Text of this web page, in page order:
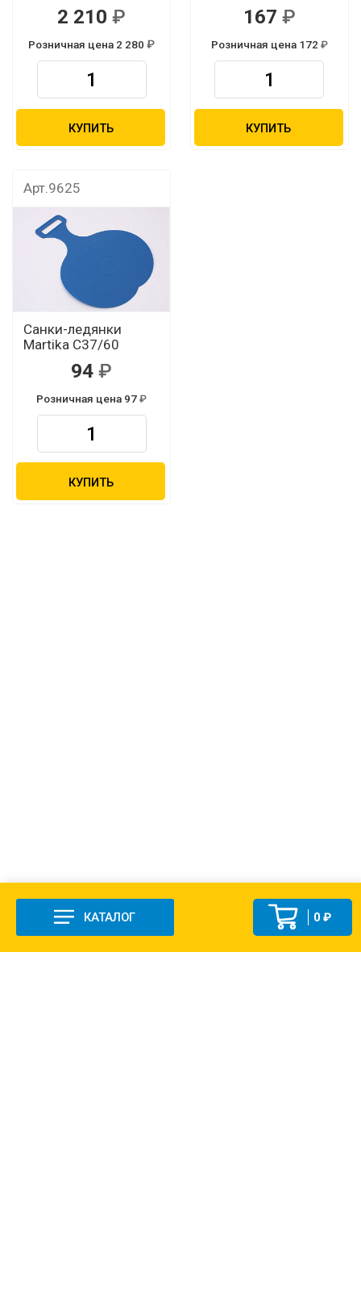
КАТАЛОГ 0 ₽
2 210
Розничная цена 2 280
КУПИТЬ
167
Розничная цена 172
КУПИТЬ
Арт.9625
Санки-ледянки
Martika С37/60
94
Розничная цена 97
КУПИТЬ